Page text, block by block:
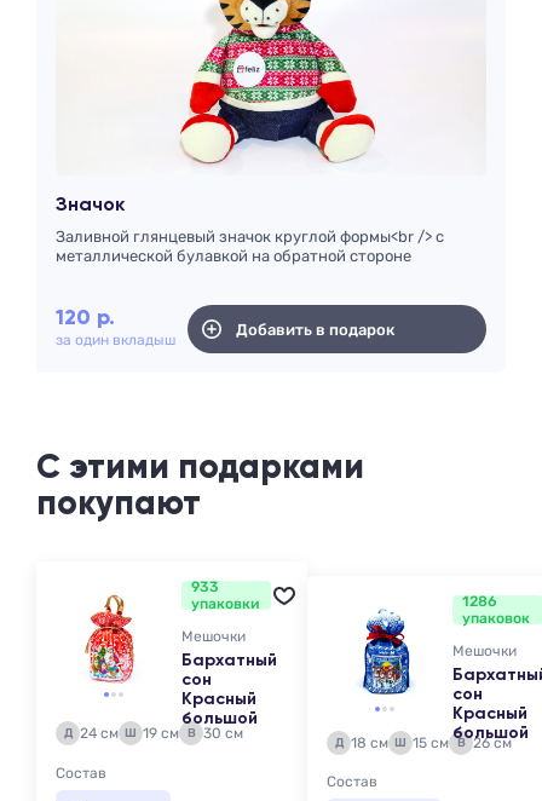
Значок
Заливной глянцевый значок круглой формы<br /> с
металлической булавкой на обратной стороне
120 р.
за один вкладыш
Добавить в подарок
С этими подарками
покупают
933
упаковки
Мешочки
Бархатный
сон
Красный
большой
Д 24 см Ш 19 см В 30 см
Состав
1286
упаковок
Мешочки
сон
Красный
большой
Д 18 см Ш 15 см В 26 см
Состав